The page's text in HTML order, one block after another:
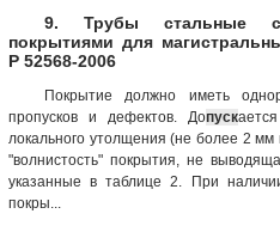
9. Трубы стальные
покрытиями для
Р 52568-2006
Покрытие должно иметь
пропусков и дефектов. Допуск
локального утолщения (не более 2
"волнистость" покрытия, не
указанные в таблице 2. При
покры...